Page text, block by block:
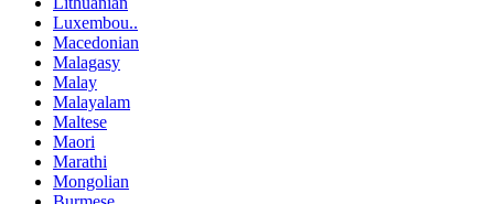
Luxembou..
Macedonian
Malagasy
Malay
Malayalam
Maltese
Maori
Marathi
Mongolian